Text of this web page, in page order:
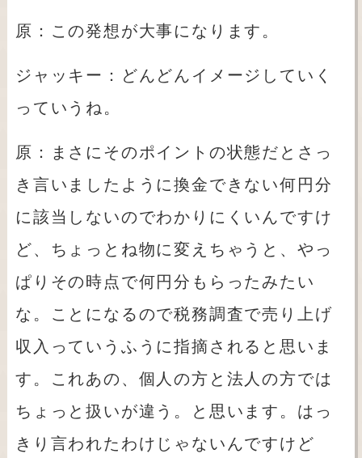
原：この発想が大事になります。
ジャッキー：どんどんイメージしていく
っていうね。
原：まさにそのポイントの状態だとさっ
き言いましたように換金できない何円分
に該当しないのでわかりにくいんですけ
ど、ちょっとね物に変えちゃうと、やっ
ぱりその時点で何円分もらったみたい
な。ことになるので税務調査で売り上げ
収入っていうふうに指摘されると思いま
す。これあの、個人の方と法人の方では
ちょっと扱いが違う。と思います。はっ
きり言われたわけじゃないんですけど